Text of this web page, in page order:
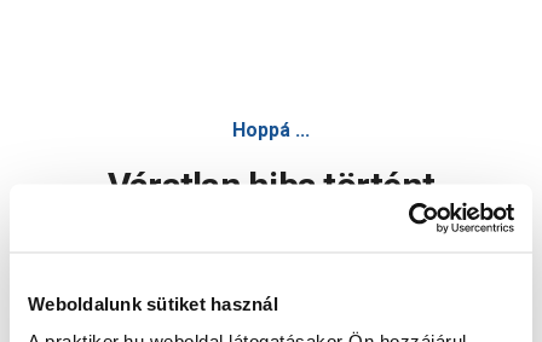
Weboldalunk sütiket használ
Hoppá ...
Váratlan hiba történt